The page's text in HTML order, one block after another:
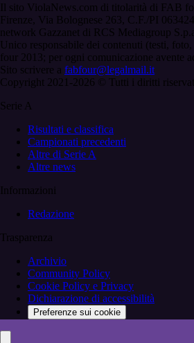
Il sito ViolaNews.com di titolarità di FAB
Firenze, Via Bolognese 263, C.F./PI
network Gazzanet di RCS Mediagroup
Unico responsabile dei contenuti (testi,
four 2013; per ogni comunicazione avente
Sito scrivere a fabfour@legalmail.it
Copyright 2021-2026 © Tutti i diritti
Serie A
Risultati e classifica
Campionati precedenti
Altre di Serie A
Altre news
Informazioni
Redazione
Trasparenza
Archivio
Community Policy
Cookie Policy e Privacy
Dichiarazione di accessibilità
Preferenze sui cookie